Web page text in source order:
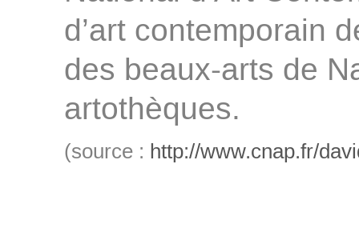
d’art contemporain
des beaux-arts de
artothèques.
(source : http://www.cnap.fr/